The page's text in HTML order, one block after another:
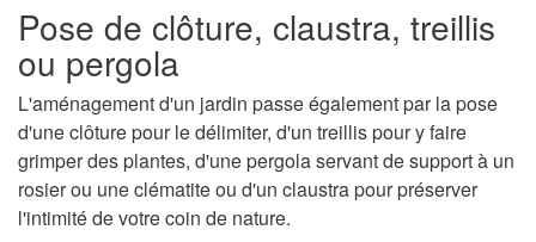
Pose de clôture, claustra, treillis
ou pergola
L'aménagement d'un jardin passe également par la pose
d'une clôture pour le délimiter, d'un treillis pour y faire
grimper des plantes, d'une pergola servant de support à un
rosier ou une clématite ou d'un claustra pour préserver
l'intimité de votre coin de nature.